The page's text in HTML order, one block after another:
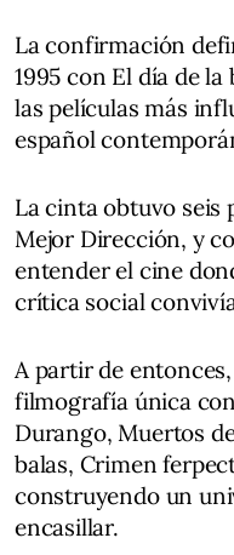
La confirmación
1995 con El día de
las películas más
español
La cinta obtuvo seis
Mejor Dirección, y
entender el cine
crítica social
A partir de
filmografía única
Durango, Muertos
balas, Crimen
construyendo un
encasillar.